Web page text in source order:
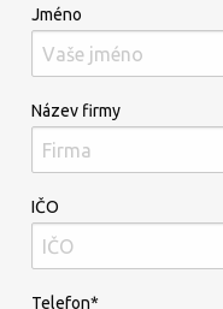
Jméno
Název firmy
IČO
Telefon*